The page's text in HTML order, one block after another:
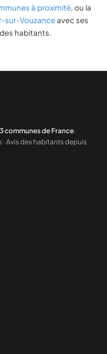
à proximité, ou la
sur-Vouzance avec ses
habitants.
communes de France.
· Avis des habitants depuis